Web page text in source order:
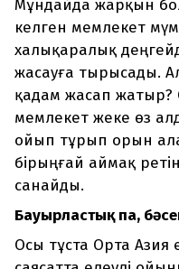
Мұндайда жарқын
келген мемлекет
халықаралық
жасауға тырысады.
қадам жасап жатыр?
мемлекет жеке өз
ойып тұрып орын
бірыңғай аймақ
санайды.
Бауырластық па,
Осы тұста Орта Азия